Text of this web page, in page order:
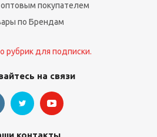
оптовым покупателем
по Брендам
рубрик для подписки.
на связи
контакты